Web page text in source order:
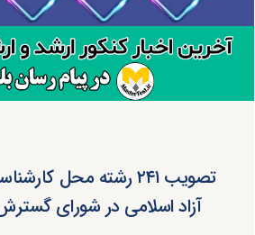
تصویب ۲۴۱ رشته محل
آزاد اسلامی در شورای